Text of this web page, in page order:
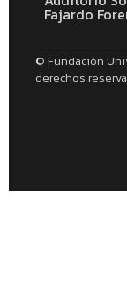
Fajardo
© Fundación
derechos